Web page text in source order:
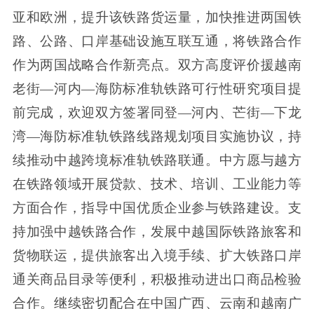
亚和欧洲，提升该铁路货运量，加快推进两国铁
路、公路、口岸基础设施互联互通，将铁路合作
作为两国战略合作新亮点。双方高度评价援越南
老街—河内—海防标准轨铁路可行性研究项目提
前完成，欢迎双方签署同登—河内、芒街—下龙
湾—海防标准轨铁路线路规划项目实施协议，持
续推动中越跨境标准轨铁路联通。中方愿与越方
在铁路领域开展贷款、技术、培训、工业能力等
方面合作，指导中国优质企业参与铁路建设。支
持加强中越铁路合作，发展中越国际铁路旅客和
货物联运，提供旅客出入境手续、扩大铁路口岸
通关商品目录等便利，积极推动进出口商品检验
合作。继续密切配合在中国广西、云南和越南广